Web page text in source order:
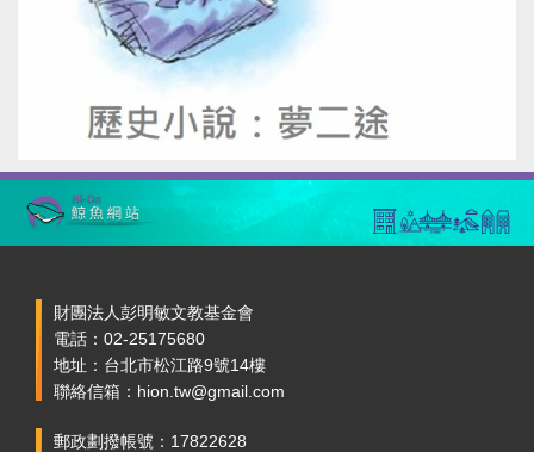
財團法人彭明敏文教基金會
電話：02-25175680
地址：台北市松江路9號14樓
聯絡信箱：hion.tw@gmail.com
郵政劃撥帳號：17822628